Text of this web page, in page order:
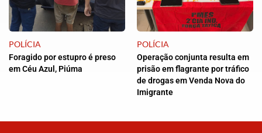
POLÍCIA
Foragido por estupro é preso
em Céu Azul, Piúma
POLÍCIA
Operação conjunta resulta em
prisão em flagrante por tráfico
de drogas em Venda Nova do
Imigrante